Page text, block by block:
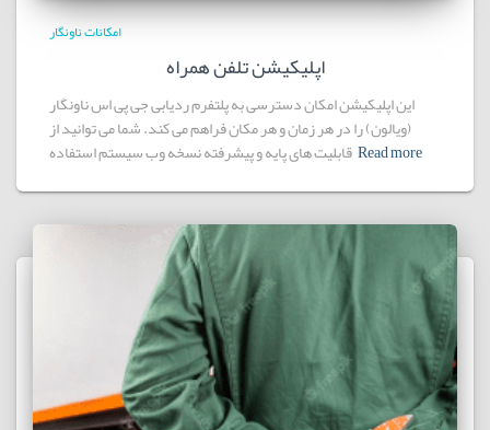
امکانات ناونگار
اپلیکیشن تلفن همراه
این اپلیکیشن امکان دسترسی به پلتفرم ردیابی جی پی اس ناونگار
(ویالون) را در هر زمان و هر مکان فراهم می کند. شما می توانید از
قابلیت های پایه و پیشرفته نسخه وب سیستم استفادهRead more